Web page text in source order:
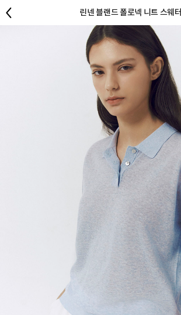
린넨 블랜드 폴로넥 니트 스웨터